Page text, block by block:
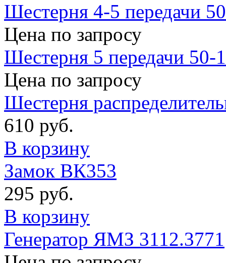
Шестерня 4-5 передачи
Цена по запросу
Шестерня 5 передачи 50-
Цена по запросу
Шестерня
610 руб.
В корзину
Замок ВК353
295 руб.
В корзину
Генератор ЯМЗ 3112.3771